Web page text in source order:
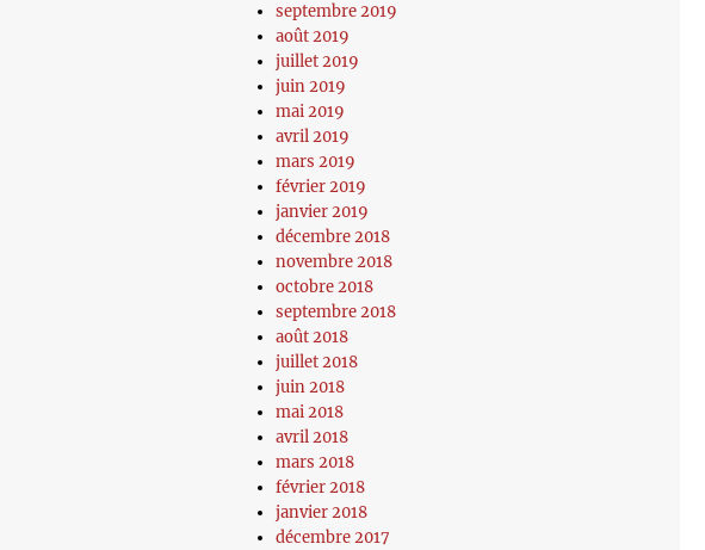
septembre 2019
août 2019
juillet 2019
juin 2019
mai 2019
avril 2019
mars 2019
février 2019
janvier 2019
décembre 2018
novembre 2018
octobre 2018
septembre 2018
août 2018
juillet 2018
juin 2018
mai 2018
avril 2018
mars 2018
février 2018
janvier 2018
décembre 2017